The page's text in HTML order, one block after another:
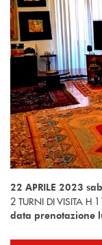
22 APRILE 2023
2 TURNI DI VISITA H
data prenotazione